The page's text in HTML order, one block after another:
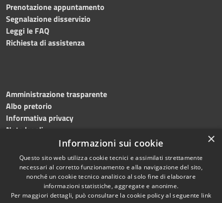
Prenotazione appuntamento
Segnalazione disservizio
Leggi le FAQ
Richiesta di assistenza
Amministrazione trasparente
Albo pretorio
Informativa privacy
Note legali
Dichiarazione di accessibilità
Copyright © 2024 •
×
Informazioni sui cookie
Questo sito web utilizza cookie tecnici e assimilati strettamente
necessari al corretto funzionamento e alla navigazione del sito,
nonché un cookie tecnico analitico al solo fine di elaborare
informazioni statistiche, aggregate e anonime.
Per maggiori dettagli, può consultare la cookie policy al seguente link